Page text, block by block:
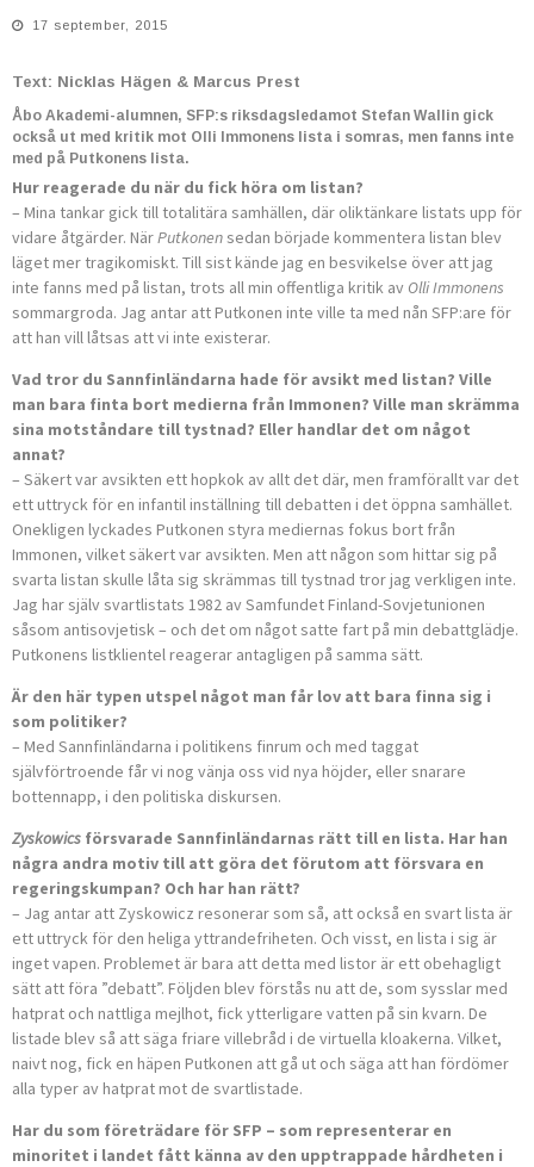
17 september, 2015
Text: Nicklas Hägen & Marcus Prest
Åbo Akademi-alumnen, SFP:s riksdagsledamot Stefan Wallin gick
också ut med kritik mot Olli Immonens lista i somras, men fanns inte
med på Putkonens lista.
Hur reagerade du när du fick höra om listan?
– Mina tankar gick till totalitära samhällen, där oliktänkare listats upp för
vidare åtgärder. NärPutkonensedan började kommentera listan blev
läget mer tragikomiskt. Till sist kände jag en besvikelse över att jag
inte fanns med på listan, trots all min offentliga kritik av Olli Immonens
sommargroda. Jag antar att Putkonen inte ville ta med nån SFP:are för
att han vill låtsas att vi inte existerar.
Vad tror du Sannfinländarna hade för avsikt med listan? Ville
man bara finta bort medierna från Immonen? Ville man skrämma
sina motståndare till tystnad? Eller handlar det om något
annat?
– Säkert var avsikten ett hopkok av allt det där, men framförallt var det
ett uttryck för en infantil inställning till debatten i det öppna samhället.
Onekligen lyckades Putkonen styra mediernas fokus bort från
Immonen, vilket säkert var avsikten. Men att någon som hittar sig på
svarta listan skulle låta sig skrämmas till tystnad tror jag verkligen inte.
Jag har själv svartlistats 1982 av Samfundet Finland-Sovjetunionen
såsom antisovjetisk – och det om något satte fart på min debattglädje.
Putkonens listklientel reagerar antagligen på samma sätt.
Är den här typen utspel något man får lov att bara finna sig i
som politiker?
– Med Sannfinländarna i politikens finrum och med taggat
självförtroende får vi nog vänja oss vid nya höjder, eller snarare
bottennapp, i den politiska diskursen.
Zyskowics försvarade Sannfinländarnas rätt till en lista. Har han
några andra motiv till att göra det förutom att försvara en
regeringskumpan? Och har han rätt?
– Jag antar att Zyskowicz resonerar som så, att också en svart lista är
ett uttryck för den heliga yttrandefriheten. Och visst, en lista i sig är
inget vapen. Problemet är bara att detta med listor är ett obehagligt
sätt att föra ”debatt”. Följden blev förstås nu att de, som sysslar med
hatprat och nattliga mejlhot, fick ytterligare vatten på sin kvarn. De
listade blev så att säga friare villebråd i de virtuella kloakerna. Vilket,
naivt nog, fick en häpen Putkonen att gå ut och säga att han fördömer
alla typer av hatprat mot de svartlistade.
Har du som företrädare för SFP – som representerar en
minoritet i landet fått känna av den upptrappade hårdheten i